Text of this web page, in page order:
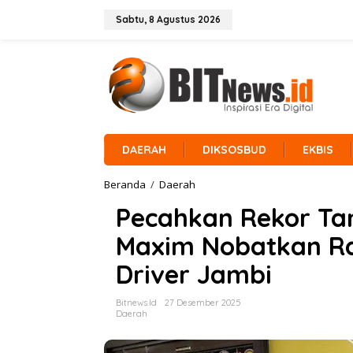
Sabtu, 8 Agustus 2026
DAERAH DIKSOSBUD EKBIS
Beranda / Daerah
c
a
n
R
o
Pecahkan Rekor
Maxim Nobatkan
Driver Jambi
Bitnews.id
27 Desember 2025
Daerah